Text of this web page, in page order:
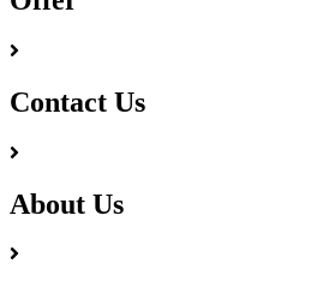
Contact Us
About Us